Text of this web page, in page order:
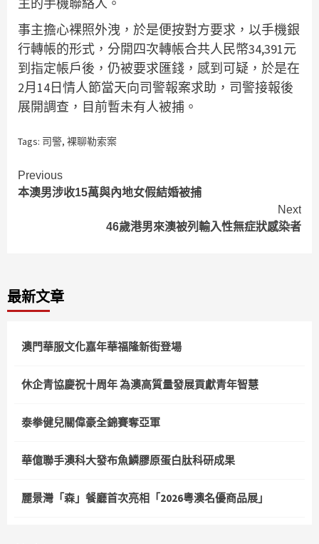
事主擔心裸照外洩，於是便按對方要求，以手機銀
行轉帳的形式，分開四次轉帳合共人民幣34,391元
到指定帳戶後，仍被要求匯錢，感到可疑，於是在
2月14日情人節當天向司警報案求助，司警接報後
展開調查，目前暫未有人被捕。
Tags: 司警, 裸聊勒索案
Continue
Reading
Previous
本澳男涉收15萬與內地女假結婚被捕
Next
46歲港男來澳被列輸入性無症狀感染者
最新文章
澳門華服文化嘉年華福隆新街登場
休企青協慶祝十周年 為澳高質量發展貢獻青年智慧
泰拳健兒關偉豪全錦賽奪亞軍
華億聯手澳科大發布魚鱗膠原蛋白肽科研成果
麗景灣「森」餐廳首次亮相「2026粵澳名優商品展」